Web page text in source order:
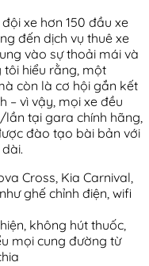
xe hơn 150 đầu xe
đến dịch vụ thuê xe
vào sự thoải mái và
tôi hiểu rằng, một
còn là cơ hội gắn kết
– vì vậy, mọi xe đều
tại gara chính hãng,
đào tạo bài bản với
Cross, Kia Carnival,
ghế chỉnh điện, wifi
không hút thuốc,
mọi cung đường từ